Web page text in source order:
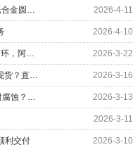
因材制宜 匠心加工｜线切割 + 锻打C276 哈氏合金圆环服务化工设备 2026-4-11
2026-4-10
废料多？成本高？哈氏合金 C276 进口板切圆环，阿斯米帮您…… 2026-3-22
哈氏合金C22和C276棒材实心圆钢都有哪些现货？直径对照表 2026-3-16
哈氏合金C276 和 C22 有什么区别？哪个更耐腐蚀？应用如何 2026-3-13
2026-3-11
利交付 2026-3-10